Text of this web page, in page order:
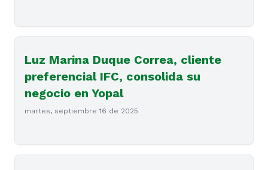
Luz Marina Duque Correa, cliente
preferencial IFC, consolida su
negocio en Yopal
martes, septiembre 16 de 2025